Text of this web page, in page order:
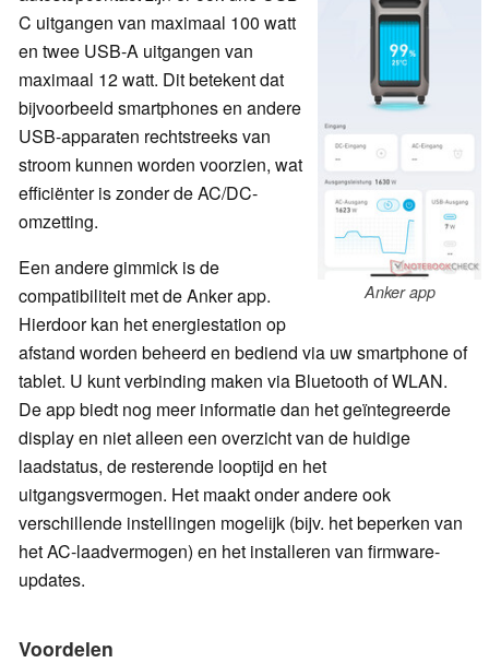
Anker app
C uitgangen van maximaal 100 watt
en twee USB-A uitgangen van
maximaal 12 watt. Dit betekent dat
bijvoorbeeld smartphones en andere
USB-apparaten rechtstreeks van
stroom kunnen worden voorzien, wat
efficiënter is zonder de AC/DC-
omzetting.
Een andere gimmick is de
compatibiliteit met de Anker app.
Hierdoor kan het energiestation op
afstand worden beheerd en bediend via uw smartphone of
tablet. U kunt verbinding maken via Bluetooth of WLAN.
De app biedt nog meer informatie dan het geïntegreerde
display en niet alleen een overzicht van de huidige
laadstatus, de resterende looptijd en het
uitgangsvermogen. Het maakt onder andere ook
verschillende instellingen mogelijk (bijv. het beperken van
het AC-laadvermogen) en het installeren van firmware-
updates.
Voordelen